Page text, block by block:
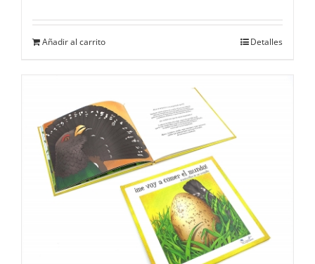
Añadir al carrito Detalles